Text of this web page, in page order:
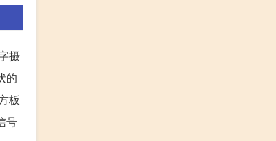
摄
的
板
号